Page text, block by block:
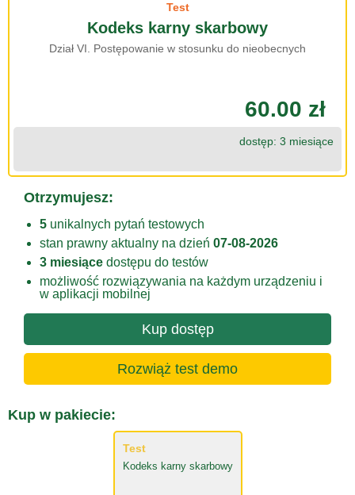
Test
Kodeks karny skarbowy
Dział VI. Postępowanie w stosunku do nieobecnych
60.00 zł
dostęp: 3 miesiące
Otrzymujesz:
5 unikalnych pytań testowych
stan prawny aktualny na dzień 07-08-2026
3 miesiące dostępu do testów
możliwość rozwiązywania na każdym urządzeniu i
w aplikacji mobilnej
Kup dostęp
Rozwiąż test demo
Kup w pakiecie:
Test
Kodeks karny skarbowy